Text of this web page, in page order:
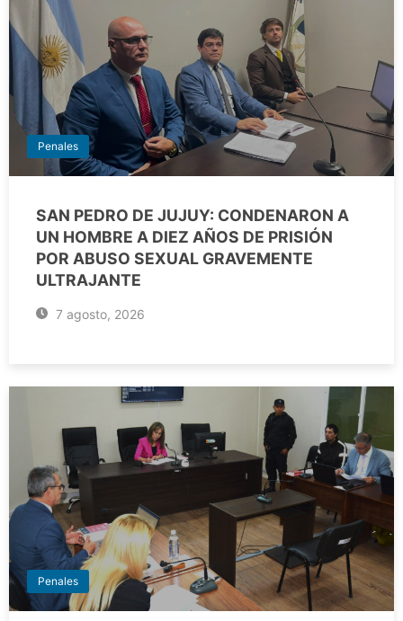
Penales
SAN PEDRO DE JUJUY: CONDENARON A
UN HOMBRE A DIEZ AÑOS DE PRISIÓN
POR ABUSO SEXUAL GRAVEMENTE
ULTRAJANTE
7 agosto, 2026
Penales